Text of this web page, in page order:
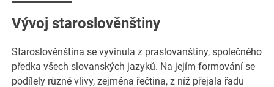
Vývoj staroslověnštiny
Staroslověnština se vyvinula z praslovanštiny, společného
předka všech slovanských jazyků. Na jejím formování se
podílely různé vlivy, zejména řečtina, z níž přejala řadu